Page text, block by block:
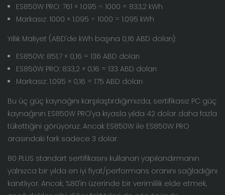
ES850W PRO: 761 × 1.095 ÷ 1000 = 833,2 kWh
Markasız: 1000 × 1.095 ÷ 1000 = 1.095 kWh
Yıllık Maliyet (ABD'de kWh başına 0,16 ABD doları):
ES850W: 851,7 × 0,16 = 136 ABD doları
ES850W PRO: 833,2 × 0,16 = 133 ABD doları
Markasız: 1.095 × 0,16 = 175 ABD doları
Bu üç güç kaynağını karşılaştırdığımızda, sertifikasız PC güç
kaynağının ES850W PRO'ya kıyasla yılda 42 dolar daha fazla
tükettiğini görüyoruz. Ancak ES850W ile ES850W PRO
arasındaki fark sadece 3 dolar.
80 PLUS standart sertifikasını kullanan yapılandırmanın
yalnızca bir yılda en iyi fiyat/performans oranını sağladığını
kanıtlıyor. Ancak, %80'in üzerinde bir verimlilik elde etmek,